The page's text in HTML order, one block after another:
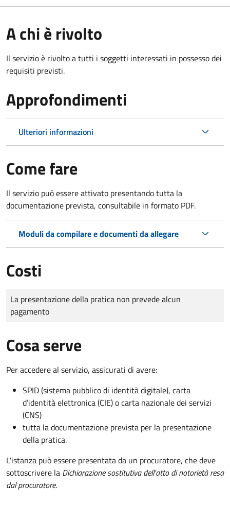
A chi è rivolto
Il servizio è rivolto a tutti i soggetti interessati in possesso dei
requisiti previsti.
Approfondimenti
Ulteriori informazioni
Come fare
Il servizio può essere attivato presentando tutta la
documentazione prevista, consultabile in formato PDF.
Moduli da compilare e documenti da allegare
Costi
Tipo di pagamento
Importo
La presentazione della pratica non prevede alcun
pagamento
Cosa serve
Per accedere al servizio, assicurati di avere:
SPID (sistema pubblico di identità digitale), carta
d’identità elettronica (CIE) o carta nazionale dei servizi
(CNS)
tutta la documentazione prevista per la presentazione
della pratica.
L'istanza può essere presentata da un procuratore, che deve
sottoscrivere la Dichiarazione sostitutiva dell'atto di notorietà resa
dal procuratore.